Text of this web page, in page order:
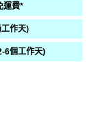
運費*
作天)
6個工作天)